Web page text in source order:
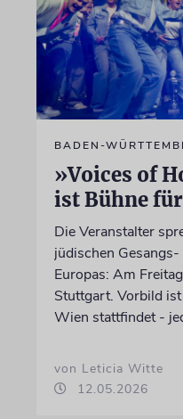
BADEN-
»Voices of
ist Bühne
Die Veranstalter
jüdischen
Europas: Am
Stuttgart. Vorbild
Wien stattfindet -
von Leticia Witte
12.05.2026